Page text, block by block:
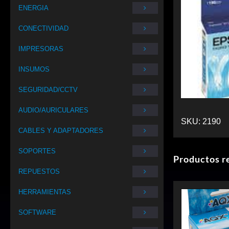
ENERGIA
CONECTIVIDAD
IMPRESORAS
INSUMOS
SEGURIDAD/CCTV
AUDIO/AURICULARES
CABLES Y ADAPTADORES
SOPORTES
REPUESTOS
HERRAMIENTAS
SOFTWARE
SKU: 2190
Productos